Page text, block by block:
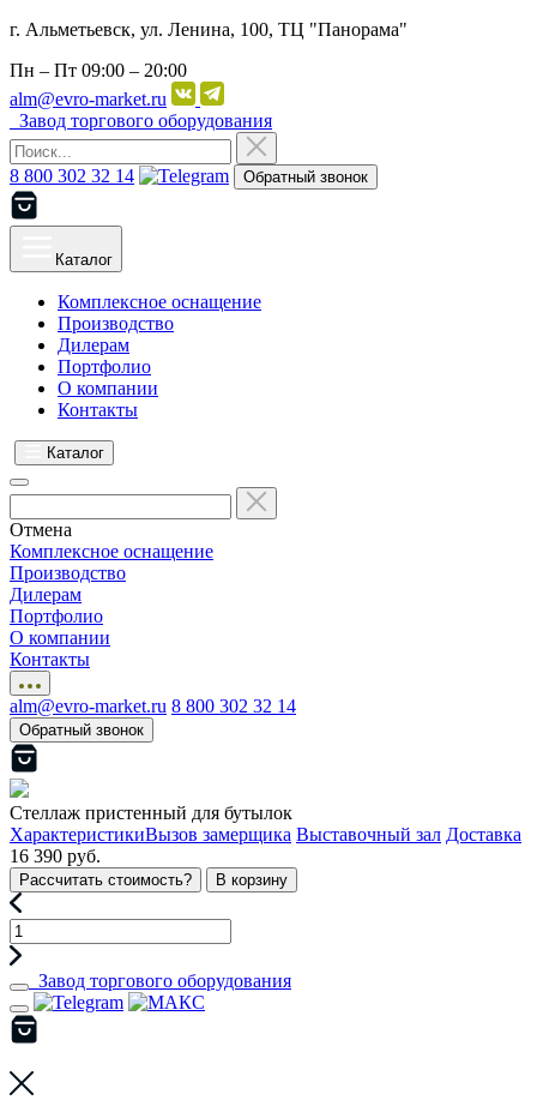
г. Альметьевск, ул. Ленина, 100, ТЦ "Панорама"
Пн – Пт 09:00 – 20:00
alm@evro-market.ru
Завод торгового оборудования
8 800 302 32 14 Обратный звонок
Каталог
Комплексное оснащение
Производство
Дилерам
Портфолио
О компании
Контакты
Каталог
Отмена
Комплексное оснащение
Производство
Дилерам
Портфолио
О компании
Контакты
alm@evro-market.ru 8 800 302 32 14
Обратный звонок
Стеллаж пристенный для бутылок
ХарактеристикиВызов замерщика Выставочный зал Доставка
16 390 руб.
Рассчитать стоимость? В корзину
Завод торгового оборудования